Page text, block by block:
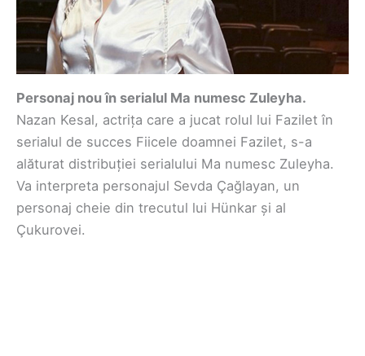
Personaj nou în serialul Ma numesc Zuleyha.
Nazan Kesal, actrița care a jucat rolul lui Fazilet în
serialul de succes Fiicele doamnei Fazilet, s-a
alăturat distribuției serialului Ma numesc Zuleyha.
Va interpreta personajul Sevda Çağlayan, un
personaj cheie din trecutul lui Hünkar și al
Çukurovei.